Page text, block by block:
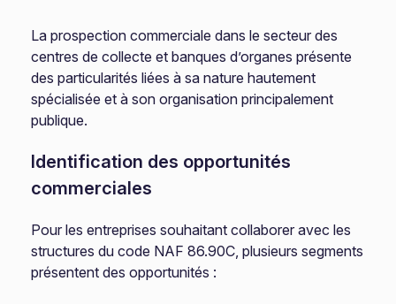
La prospection commerciale dans le secteur des
centres de collecte et banques d’organes présente
des particularités liées à sa nature hautement
spécialisée et à son organisation principalement
publique.
Identification des opportunités
commerciales
Pour les entreprises souhaitant collaborer avec les
structures du code NAF 86.90C, plusieurs segments
présentent des opportunités :